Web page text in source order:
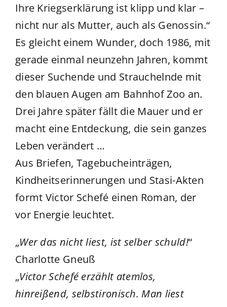
Ihre Kriegserklärung ist klipp und klar –
nicht nur als Mutter, auch als Genossin.“
Es gleicht einem Wunder, doch 1986, mit
gerade einmal neunzehn Jahren, kommt
dieser Suchende und Strauchelnde mit
den blauen Augen am Bahnhof Zoo an.
Drei Jahre später fällt die Mauer und er
macht eine Entdeckung, die sein ganzes
Leben verändert …
Aus Briefen, Tagebucheinträgen,
Kindheitserinnerungen und Stasi-Akten
formt Victor Schefé einen Roman, der
vor Energie leuchtet.
„Wer das nicht liest, ist selber schuld!“
Charlotte Gneuß
„Victor Schefé erzählt atemlos,
hinreißend, selbstironisch. Man liest